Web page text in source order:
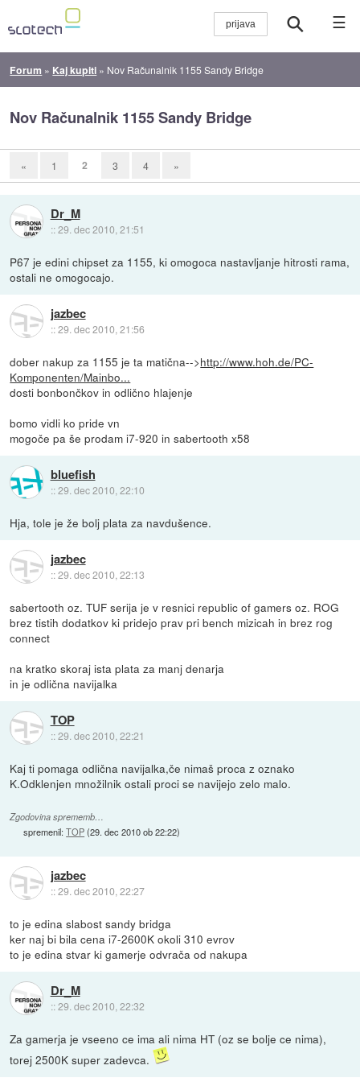
☰
Forum » Kaj kupiti » Nov Računalnik 1155 Sandy Bridge
Nov Računalnik 1155 Sandy Bridge
« 1 2 3 4 »
Dr_M
::29. dec 2010, 21:51
P67 je edini chipset za 1155, ki omogoca nastavljanje hitrosti rama,
ostali ne omogocajo.
jazbec
::29. dec 2010, 21:56
dober nakup za 1155 je ta matična-->http://www.hoh.de/PC-
Komponenten/Mainbo...
dosti bonbončkov in odlično hlajenje
bomo vidli ko pride vn
mogoče pa še prodam i7-920 in sabertooth x58
bluefish
::29. dec 2010, 22:10
Hja, tole je že bolj plata za navdušence.
jazbec
::29. dec 2010, 22:13
sabertooth oz. TUF serija je v resnici republic of gamers oz. ROG
brez tistih dodatkov ki pridejo prav pri bench mizicah in brez rog
connect
na kratko skoraj ista plata za manj denarja
in je odlična navijalka
TOP
::29. dec 2010, 22:21
Kaj ti pomaga odlična navijalka,če nimaš proca z oznako
K.Odklenjen množilnik ostali proci se navijejo zelo malo.
Zgodovina sprememb…
spremenil:TOP(29. dec 2010 ob 22:22)
jazbec
::29. dec 2010, 22:27
to je edina slabost sandy bridga
ker naj bi bila cena i7-2600K okoli 310 evrov
to je edina stvar ki gamerje odvrača od nakupa
Dr_M
::29. dec 2010, 22:32
Za gamerja je vseeno ce ima ali nima HT (oz se bolje ce nima),
torej 2500K super zadevca.